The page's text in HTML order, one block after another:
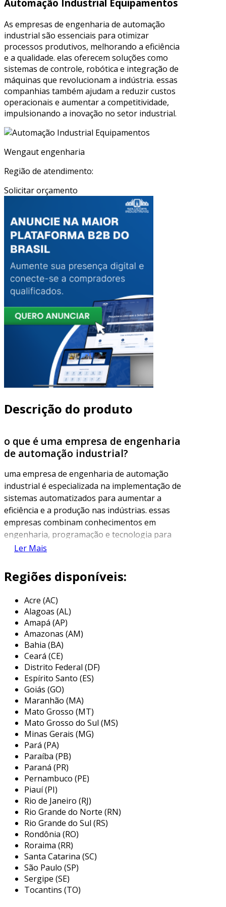
Automação Industrial Equipamentos
As empresas de engenharia de automação
industrial são essenciais para otimizar
processos produtivos, melhorando a eficiência
e a qualidade. elas oferecem soluções como
sistemas de controle, robótica e integração de
máquinas que revolucionam a indústria. essas
companhias também ajudam a reduzir custos
operacionais e aumentar a competitividade,
impulsionando a inovação no setor industrial.
Wengaut engenharia
Região de atendimento:
Solicitar orçamento
Descrição do produto
o que é uma empresa de engenharia
de automação industrial?
uma empresa de engenharia de automação
industrial é especializada na implementação de
sistemas automatizados para aumentar a
eficiência e a produção nas indústrias. essas
empresas combinam conhecimentos em
engenharia, programação e tecnologia para
projetar soluções que integram máquinas,
em fábricas mais modernas e produtivas.
tecnologia para monitorar e controlar
processos industriais, como a fabricação,
montagem e distribuição de produtos. o foco
principal é reduzir a intervenção humana,
aumentar a precisão e a velocidade dos
processos, além de minimizar erros e
desperdícios. dessa forma, as empresas de
engenharia se tornam parceiras estratégicas
na modernização das operações industriais.
principais serviços oferecidos por
empresas de engenharia de
automação industrial
empresas de engenharia de automação
industrialoferecem uma variedade de serviços
que visam otimizar e modernizar os processos
produtivos. esses serviços podem incluir desde
o planejamento inicial até a execução e
manutenção dos sistemas instalados. entre os
principais serviços, destacam-se:
consultoria em automação:
das necessidades do cliente e
desenvolvimento de soluções
personalizadas para automação de
Ler Mais
Regiões disponíveis:
Acre (AC)
Alagoas (AL)
Amapá (AP)
Amazonas (AM)
Bahia (BA)
Ceará (CE)
Distrito Federal (DF)
Espírito Santo (ES)
Goiás (GO)
Maranhão (MA)
Mato Grosso (MT)
Mato Grosso do Sul (MS)
Minas Gerais (MG)
Pará (PA)
Paraíba (PB)
Paraná (PR)
Pernambuco (PE)
Piauí (PI)
Rio de Janeiro (RJ)
Rio Grande do Norte (RN)
Rio Grande do Sul (RS)
Rondônia (RO)
Roraima (RR)
Santa Catarina (SC)
São Paulo (SP)
Sergipe (SE)
Tocantins (TO)